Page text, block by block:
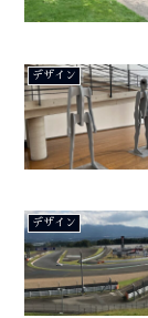
デザイン
デザイン